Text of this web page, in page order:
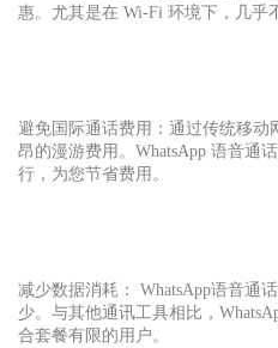
惠。尤其是在 Wi-Fi 环境下，几乎
避免国际通话费用：通过传统移动
昂的漫游费用。WhatsApp 语音通
行，为您节省费用。
减少数据消耗： WhatsApp语音通
少。与其他通讯工具相比，
合套餐有限的用户。